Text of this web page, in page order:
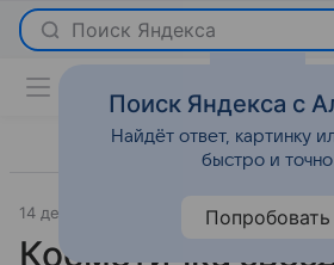
Поиск Яндекса
14 декабря 2011 Новости
Косметичка
Поиск Яндекса с
Найдёт ответ, картинку
быстро и точно
Попробовать